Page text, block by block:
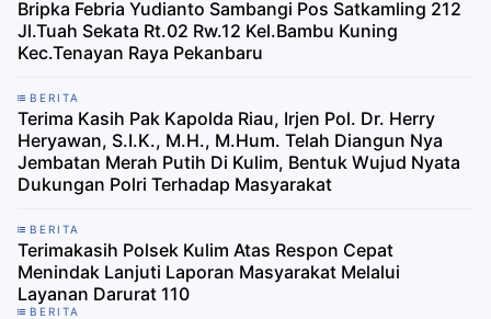
Bripka Febria Yudianto Sambangi Pos Satkamling 212
Jl.Tuah Sekata Rt.02 Rw.12 Kel.Bambu Kuning
Kec.Tenayan Raya Pekanbaru
BERITA
Terima Kasih Pak Kapolda Riau, Irjen Pol. Dr. Herry
Heryawan, S.I.K., M.H., M.Hum. Telah Diangun Nya
Jembatan Merah Putih Di Kulim, Bentuk Wujud Nyata
Dukungan Polri Terhadap Masyarakat
BERITA
Terimakasih Polsek Kulim Atas Respon Cepat
Menindak Lanjuti Laporan Masyarakat Melalui
Layanan Darurat 110
BERITA